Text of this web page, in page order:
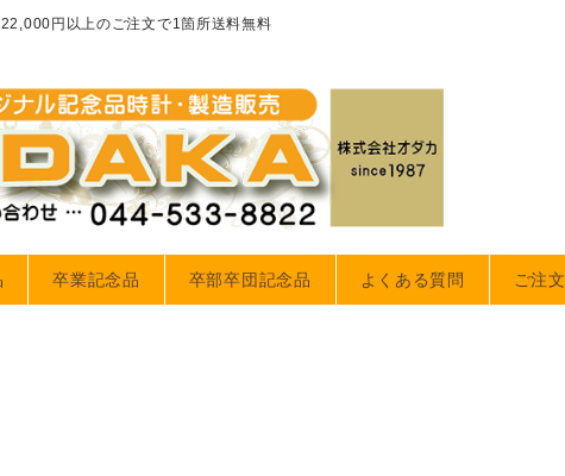
円以上のご注文で1箇所送料無料
卒業記念品 卒部卒団記念品 よくある質問 ご注文